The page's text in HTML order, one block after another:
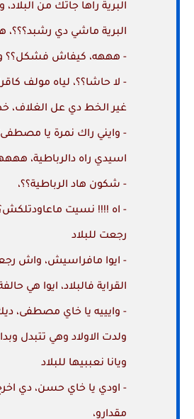
البرية راها جاتك من
البرية ماشي دي رشبد؟؟؟،
- هههه، كيفاش فشكل؟؟
- لا حاشا؟؟، لياه مولف
غير الخط دي عل الغلاف،
- وايني راك نمرة يا
اسيدي راه دالرباطية،
- شكون هاد الرباطية؟؟،
- اه !!!! نسيت
رجعت للبلاد
- ايوا مافراسيش، واش
القراية فالبلاد، ايوا هي
- وايييه يا خاي مصطفى،
ولدت الاولاد وهي تتبدل
ويانا نعببيها للبلاد
- اودي يا خاي حسن، دي
مقدارو،